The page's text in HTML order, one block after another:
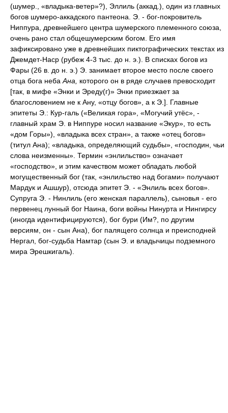
(шумер., «владыка-ветер»?), Эллиль (аккад.), один из главных
богов шумеро-аккадского пантеона. Э. - бог-покровитель
Ниппура, древнейшего центра шумерского племенного союза,
очень рано стал общешумерским богом. Его имя
зафиксировано уже в древнейших пиктографических текстах из
Джемдет-Наср (рубеж 4-3 тыс. до н. э.). В списках богов из
Фары (26 в. до н. э.) Э. занимает второе место после своего
отца бога неба Ана,
которого он в ряде случаев превосходит
[так, в мифе «Энки и Эреду(г)» Энки приезжает за
благословением не к Ану, «отцу богов», а к Э.]. Главные
эпитеты Э.: Кур-галь («Великая гора», «Могучий утёс», -
главный храм Э. в Ниппуре носил название «Экур», то есть
«дом Горы»), «владыка всех стран», а также «отец богов»
(титул Ана); «владыка, определяющий судьбы», «господин, чьи
слова неизменны». Термин «энлильство» означает
«господство», и этим качеством может обладать любой
могущественный бог (так, «энлильство над богами» получают
Мардук и Ашшур), отсюда эпитет Э. - «Энлиль всех богов».
Супруга Э. - Нинлиль (его женская параллель), сыновья - его
первенец лунный бог Наина, боги войны Нинурта и Нингирсу
(иногда идентифицируются), бог бури (Им?, по другим
версиям, он - сын Ана), бог палящего солнца и преисподней
Нергал, бог-судьба Намтар (сын Э. и владычицы подземного
мира Эрешкигаль).